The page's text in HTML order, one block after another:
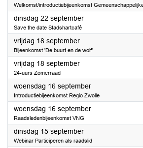
Welkomst/introductiebijeenkomst
dinsdag 22 september2026
Save the date Stadshartcafé
vrijdag 18 september2026
Bijeenkomst 'De buurt en de wolf'
vrijdag 18 september2026
24-uurs Zomerraad
woensdag 16 september2026
Introductiebijeenkomst Regio Zwolle
woensdag 16 september2026
Raadsledenbijeenkomst VNG
dinsdag 15 september2026
Webinar Participeren als raadslid